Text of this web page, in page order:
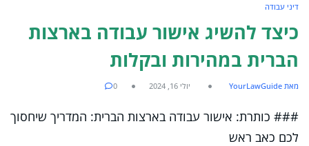
דיני עבודה
כיצד להשיג אישור עבודה בארצות
הברית במהירות ובקלות
מאת YourLawGuide יולי 16, 2024 0
### כותרת: אישור עבודה בארצות הברית: המדריך שיחסוך
לכם כאב ראש